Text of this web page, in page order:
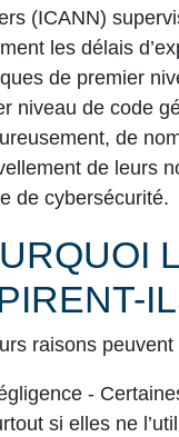
(ICANN)
les délais
de premier
niveau de code
de
de leurs
de cybersécurité.
raisons
-
si elles ne